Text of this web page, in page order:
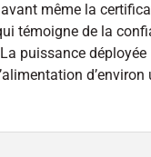
même la
témoigne de la
puissance déployée